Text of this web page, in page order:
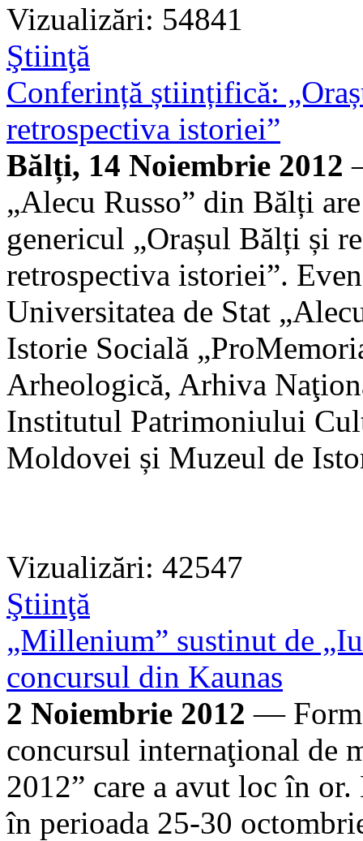
Vizualizări: 54841
Ştiinţă
Conferință științifică:
retrospectiva istoriei”
Bălți, 14 Noiembrie 2012
„Alecu Russo” din Bălți
genericul „Orașul Bălți și
retrospectiva istoriei”.
Universitatea de Stat
Istorie Socială
Arheologică, Arhiva
Institutul Patrimoniului
Moldovei și Muzeul de
Vizualizări: 42547
Ştiinţă
„Millenium” sustinut de
concursul din Kaunas
2 Noiembrie 2012 —
concursul internaţional de
2012” care a avut loc în
în perioada 25-30